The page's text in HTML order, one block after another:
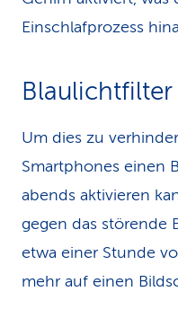
Einschlafprozess
Blaulichtfilter
Um dies zu
Smartphones einen
abends aktivieren
gegen das störende
etwa einer Stunde
mehr auf einen